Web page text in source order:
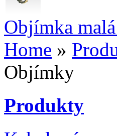
Objímka
Home »
Objímky
Produkty